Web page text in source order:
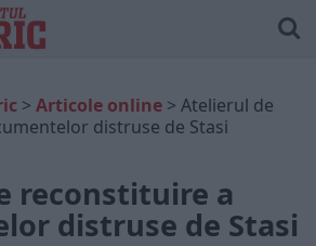
> Articole online > Atelierul de
distruse de Stasi
reconstituire a
distruse de Stasi